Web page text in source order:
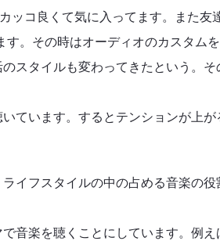
ッコ良くて気に入ってます。また友
す。その時はオーディオのカスタム
スタイルも変わってきたという。
いています。するとテンションが上
イフスタイルの中の占める音楽の
で音楽を聴くことにしています。例